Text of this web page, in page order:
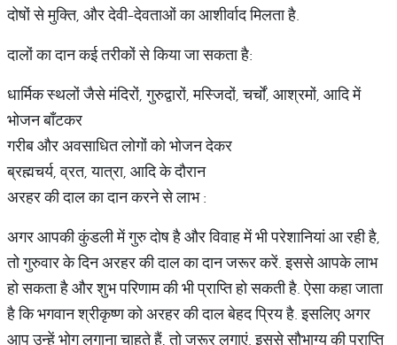
दोषों से मुक्ति, और देवी-देवताओं का आशीर्वाद मिलता है.
दालों का दान कई तरीकों से किया जा सकता है:
धार्मिक स्थलों जैसे मंदिरों, गुरुद्वारों, मस्जिदों, चर्चों, आश्रमों, आदि में
भोजन बाँटकर
गरीब और अवसाधित लोगों को भोजन देकर
ब्रह्मचर्य, व्रत, यात्रा, आदि के दौरान
अरहर की दाल का दान करने से लाभ :
अगर आपकी कुंडली में गुरु दोष है और विवाह में भी परेशानियां आ रही है,
तो गुरुवार के दिन अरहर की दाल का दान जरूर करें. इससे आपके लाभ
हो सकता है और शुभ परिणाम की भी प्राप्ति हो सकती है. ऐसा कहा जाता
है कि भगवान श्रीकृष्ण को अरहर की दाल बेहद प्रिय है. इसलिए अगर
आप उन्हें भोग लगाना चाहते हैं, तो जरूर लगाएं. इससे सौभाग्य की प्राप्ति